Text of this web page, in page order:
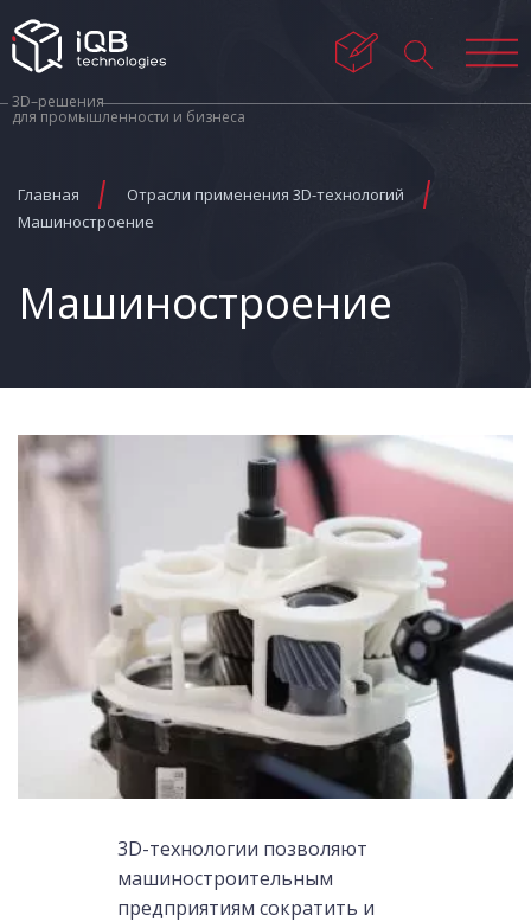
3D–решения
для промышленности и бизнеса
Главная
Отрасли применения 3D-технологий
Машиностроение
Машиностроение
3D-технологии позволяют
машиностроительным
предприятиям сократить и